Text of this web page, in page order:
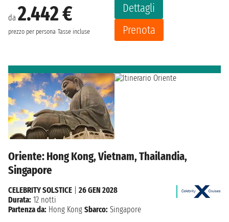
da 2.442 €
prezzo per persona Tasse incluse
Dettagli
Prenota
Oriente: Hong Kong, Vietnam, Thailandia,
Singapore
CELEBRITY SOLSTICE
26 GEN 2028
Durata: 12 notti
Partenza da: Hong Kong Sbarco: Singapore